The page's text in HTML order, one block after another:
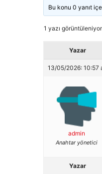
Bu konu 0 yanıt
1 yazı
Yazar
13/05/2026: 10:57
admin
Anahtar yönetici
Yazar